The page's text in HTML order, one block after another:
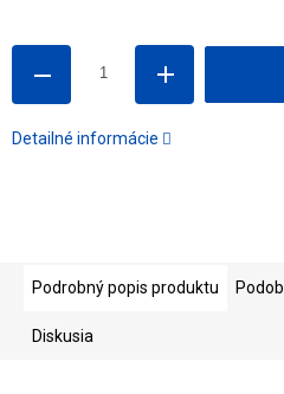
Detailné informácie
Podrobný popis produktu
Diskusia